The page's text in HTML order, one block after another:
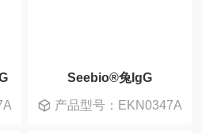
Seebio®兔IgG
产品型号：EKN0347A